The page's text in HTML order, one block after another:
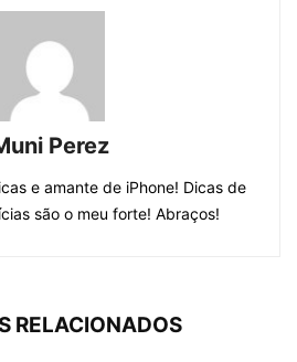
Perez
e amante de iPhone! Dicas de
são o meu forte! Abraços!
RELACIONADOS